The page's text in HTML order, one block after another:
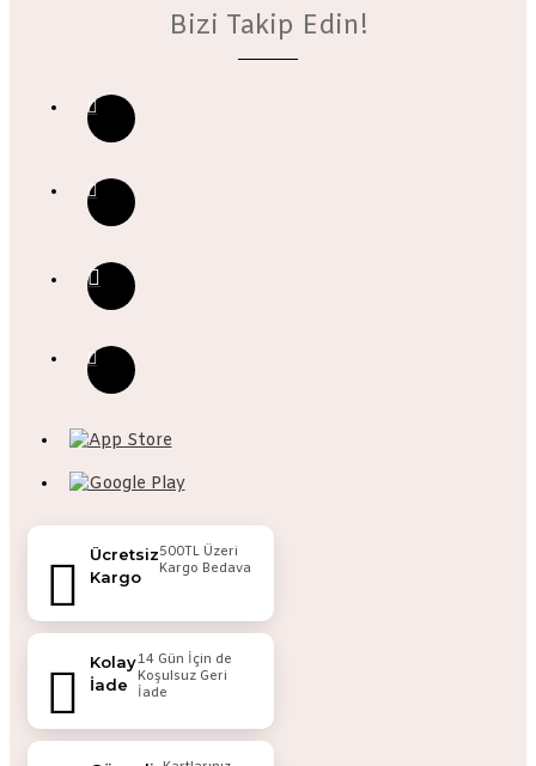
Bizi Takip Edin!
Ücretsiz
Kargo
500TL Üzeri
Kargo Bedava
Kolay
İade
14 Gün İçin de
Koşulsuz Geri
İade